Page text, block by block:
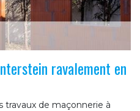
ravalement en
travaux de maçonnerie à